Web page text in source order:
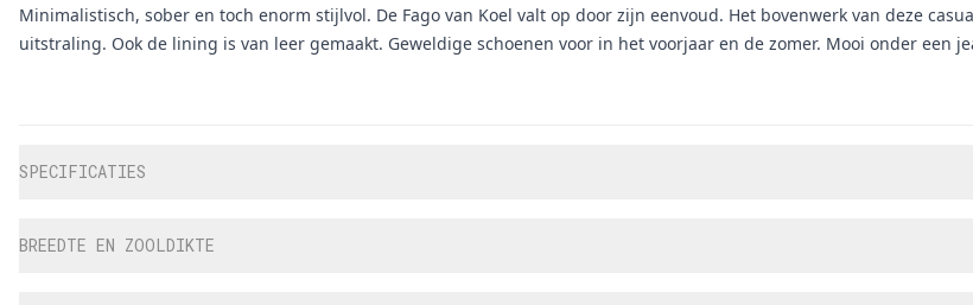
Minimalistisch, sober en toch enorm stijlvol. De Fago van Koel valt op door zijn eenvoud. Het bovenwerk van deze
uitstraling. Ook de lining is van leer gemaakt. Geweldige schoenen voor in het voorjaar en de zomer. Mooi onder een
SPECIFICATIES
BREEDTE EN ZOOLDIKTE